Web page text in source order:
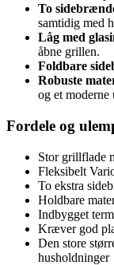
To
samtidig med
Låg med
åbne grillen.
Foldbare
Robuste
og et moderne
Fordele og
Stor grillflade
Fleksibelt
To ekstra
Holdbare
Indbygget
Kræver god
Den store
husholdninger